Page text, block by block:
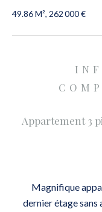
49.86 M², 262 000 €
Appartement 3
Magnifique
dernier étage sans